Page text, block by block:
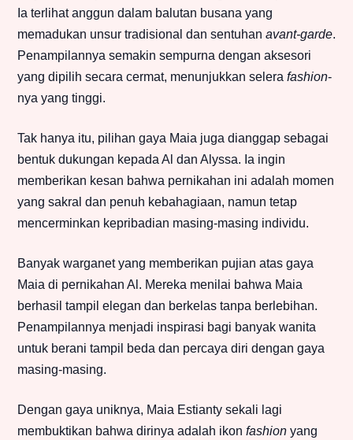
Ia terlihat anggun dalam balutan busana yang
memadukan unsur tradisional dan sentuhan avant-garde.
Penampilannya semakin sempurna dengan aksesori
yang dipilih secara cermat, menunjukkan selera fashion-
nya yang tinggi.
Tak hanya itu, pilihan gaya Maia juga dianggap sebagai
bentuk dukungan kepada Al dan Alyssa. Ia ingin
memberikan kesan bahwa pernikahan ini adalah momen
yang sakral dan penuh kebahagiaan, namun tetap
mencerminkan kepribadian masing-masing individu.
Banyak warganet yang memberikan pujian atas gaya
Maia di pernikahan Al. Mereka menilai bahwa Maia
berhasil tampil elegan dan berkelas tanpa berlebihan.
Penampilannya menjadi inspirasi bagi banyak wanita
untuk berani tampil beda dan percaya diri dengan gaya
masing-masing.
Dengan gaya uniknya, Maia Estianty sekali lagi
membuktikan bahwa dirinya adalah ikon fashion yang